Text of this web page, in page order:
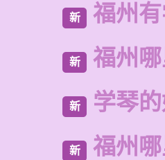
新 福州
新 福州
新 学琴
新 福州